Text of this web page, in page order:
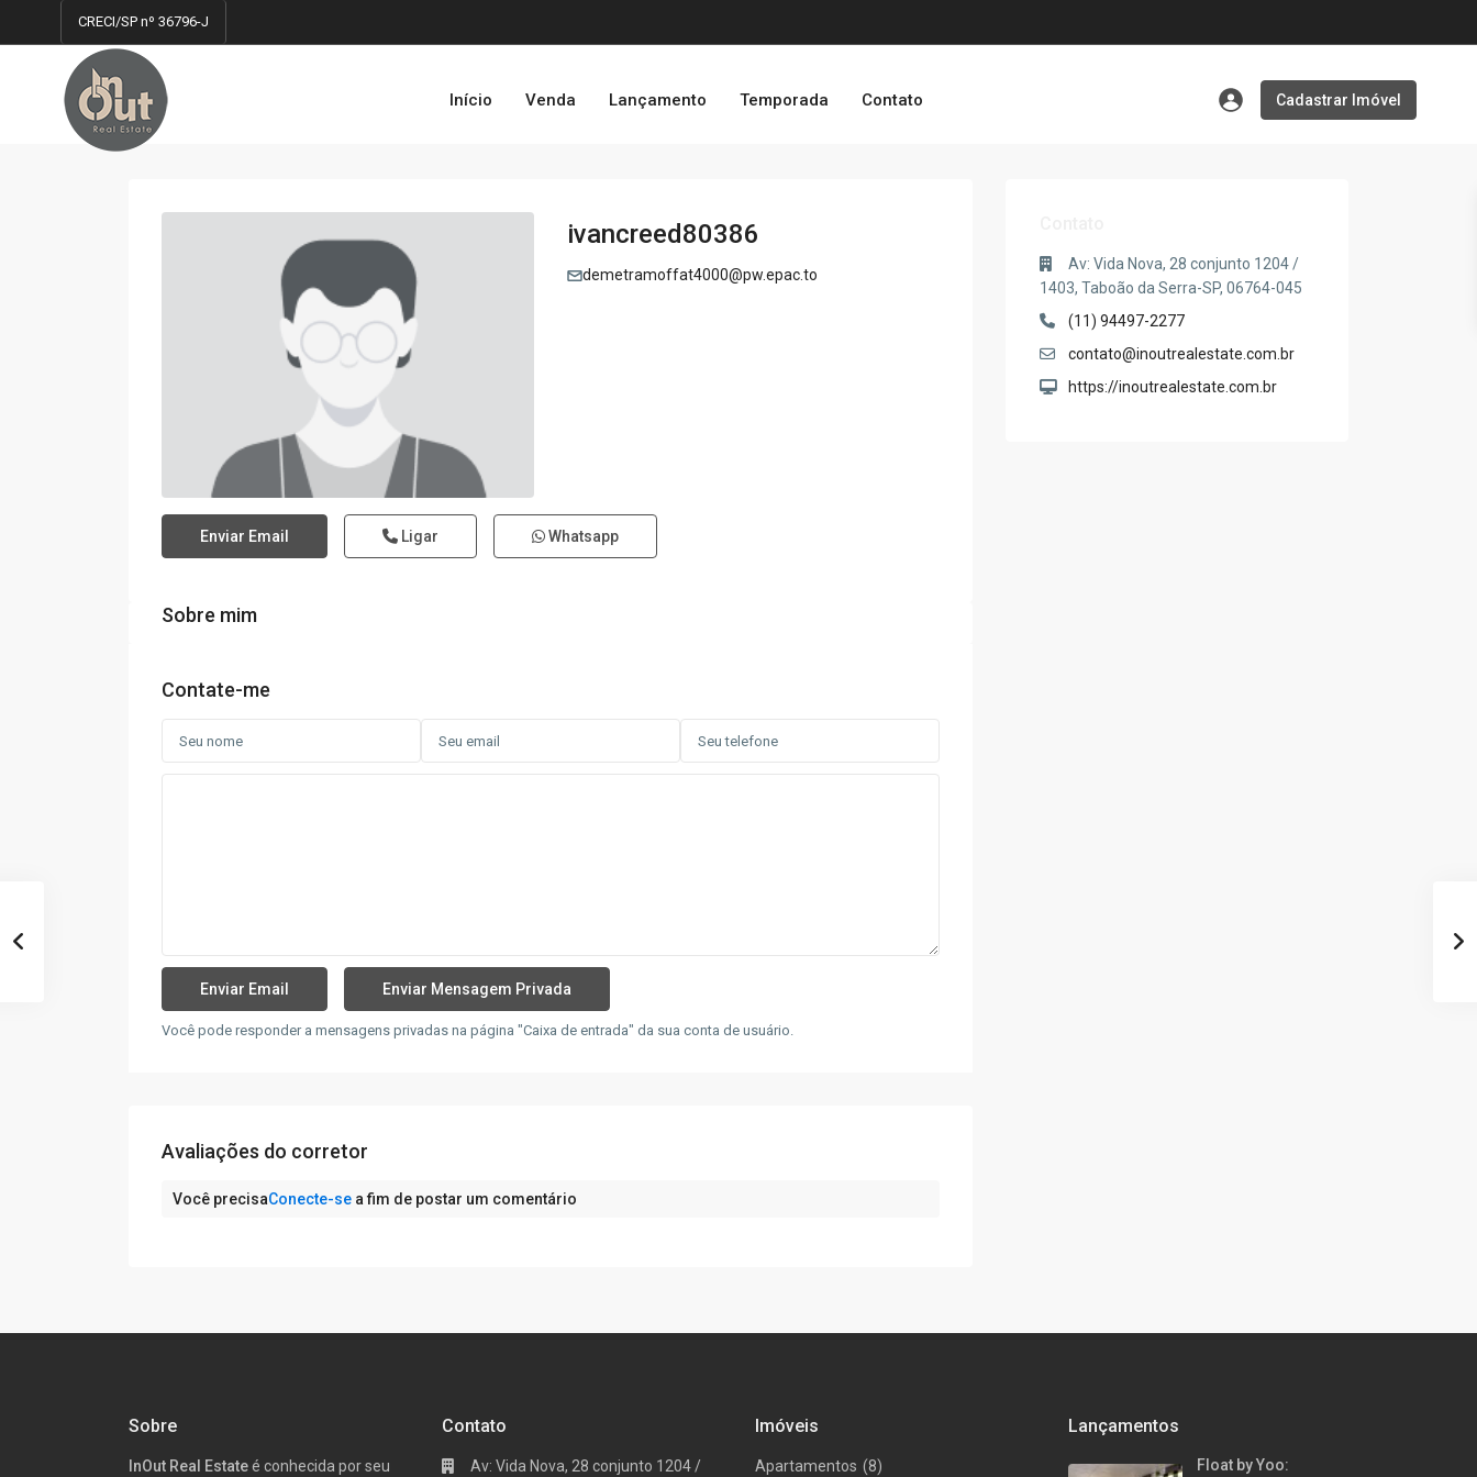
CRECI/SP nº 36796-J
Início Venda Lançamento Temporada Contato Cadastrar Imóvel
ivancreed80386
demetramoffat4000@pw.epac.to
Enviar Email Ligar Whatsapp
Sobre mim
Contate-me
Você pode responder a mensagens privadas na página "Caixa de entrada" da sua conta de usuário.
Avaliações do corretor
Você precisaConecte-se a fim de postar um comentário
Av: Vida Nova, 28 conjunto 1204 /
1403, Taboão da Serra-SP, 06764-045
(11) 94497-2277
contato@inoutrealestate.com.br
https://inoutrealestate.com.br
Sobre
InOut Real Estateé conhecida por seu
Contato
Av: Vida Nova, 28 conjunto 1204 /
Imóveis
Apartamentos (8)
Lançamentos
Float by Yoo: